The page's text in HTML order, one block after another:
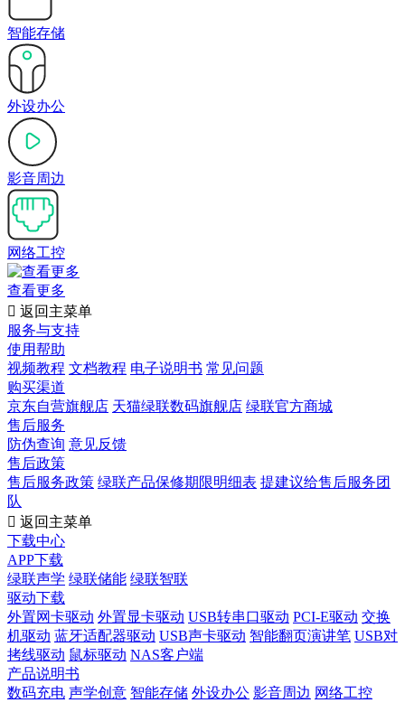
智能存储
外设办公
影音周边
网络工控
查看更多
 返回主菜单
服务与支持
使用帮助
视频教程 文档教程 电子说明书 常见问题
购买渠道
京东自营旗舰店 天猫绿联数码旗舰店 绿联官方商城
售后服务
防伪查询 意见反馈
售后政策
售后服务政策 绿联产品保修期限明细表 提建议给售后服务团
队
 返回主菜单
下载中心
APP下载
绿联声学 绿联储能 绿联智联
驱动下载
外置网卡驱动 外置显卡驱动 USB转串口驱动 PCI-E驱动 交换
机驱动 蓝牙适配器驱动 USB声卡驱动 智能翻页演讲笔 USB对
拷线驱动 鼠标驱动 NAS客户端
产品说明书
数码充电 声学创意 智能存储 外设办公 影音周边 网络工控